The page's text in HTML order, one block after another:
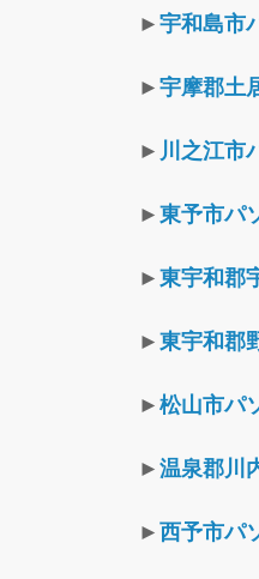
►宇和島市
►宇摩郡土
► 川之江市
►東予市パ
►東宇和郡
►東宇和郡
►松山市パ
►温泉郡川
►西予市パ